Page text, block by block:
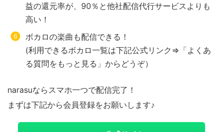
益の還元率が、90％と他社配信代行サービスよりも
高い！
ボカロの楽曲も配信できる！
(利用できるボカロ一覧は下記公式リンク⇒「よくあ
る質問をもっと見る」からどうぞ）
narasuならスマホ一つで配信完了！
まずは下記から会員登録をお願いします♪